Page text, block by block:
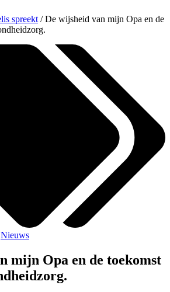
spreekt /De wijsheid van mijn Opa en de
Nieuws
mijn Opa en de toekomst